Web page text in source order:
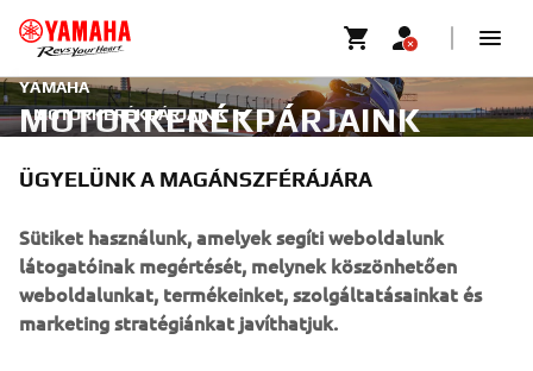
MOTORKERÉKPÁRJAINK
YAMAHA
MOTORKERÉKPÁRJAINK
TUDJ MEG TÖBBET!
Profi lovas haladó készséggel, zárt területen ábrázolva.
ÜGYELÜNK A MAGÁNSZFÉRÁJÁRA
Sütiket használunk, amelyek segíti weboldalunk
látogatóinak megértését, melynek köszönhetően
weboldalunkat, termékeinket, szolgáltatásainkat és
marketing stratégiánkat javíthatjuk.